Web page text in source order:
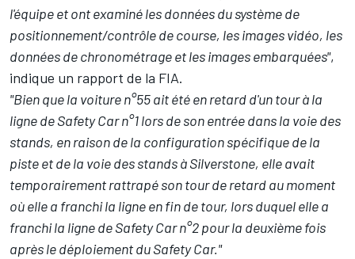
l'équipe et ont examiné les données du système de
positionnement/contrôle de course, les images vidéo, les
données de chronométrage et les images embarquées",
indique un rapport de la FIA.
"Bien que la voiture n°55 ait été en retard d'un tour à la
ligne de Safety Car n°1 lors de son entrée dans la voie des
stands, en raison de la configuration spécifique de la
piste et de la voie des stands à Silverstone, elle avait
temporairement rattrapé son tour de retard au moment
où elle a franchi la ligne en fin de tour, lors duquel elle a
franchi la ligne de Safety Car n°2 pour la deuxième fois
après le déploiement du Safety Car."